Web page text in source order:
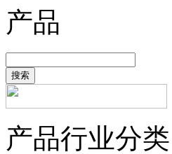
产品
搜索
产品行业分类